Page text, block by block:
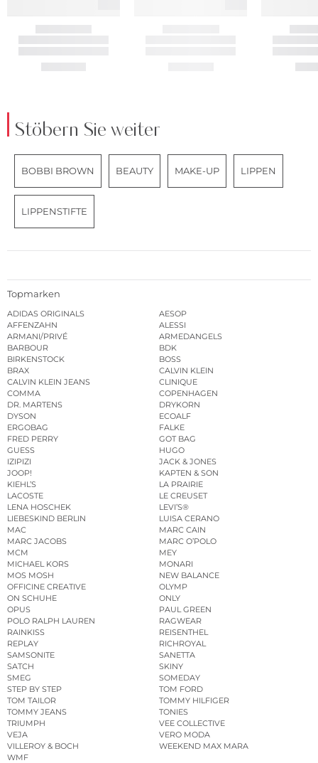
Stöbern Sie weiter
BOBBI BROWN BEAUTY MAKE-UP LIPPEN
LIPPENSTIFTE
Topmarken
ADIDAS ORIGINALS
AESOP
AFFENZAHN
ALESSI
ARMANI/PRIVÉ
ARMEDANGELS
BARBOUR
BDK
BIRKENSTOCK
BOSS
BRAX
CALVIN KLEIN
CALVIN KLEIN JEANS
CLINIQUE
COMMA
COPENHAGEN
DR. MARTENS
DRYKORN
DYSON
ECOALF
ERGOBAG
FALKE
FRED PERRY
GOT BAG
GUESS
HUGO
IZIPIZI
JACK & JONES
JOOP!
KAPTEN & SON
KIEHL’S
LA PRAIRIE
LACOSTE
LE CREUSET
LENA HOSCHEK
LEVI’S®
LIEBESKIND BERLIN
LUISA CERANO
MAC
MARC CAIN
MARC JACOBS
MARC O’POLO
MCM
MEY
MICHAEL KORS
MONARI
MOS MOSH
NEW BALANCE
OFFICINE CREATIVE
OLYMP
ON SCHUHE
ONLY
OPUS
PAUL GREEN
POLO RALPH LAUREN
RAGWEAR
RAINKISS
REISENTHEL
REPLAY
RICHROYAL
SAMSONITE
SANETTA
SATCH
SKINY
SMEG
SOMEDAY
STEP BY STEP
TOM FORD
TOM TAILOR
TOMMY HILFIGER
TOMMY JEANS
TONIES
TRIUMPH
VEE COLLECTIVE
VEJA
VERO MODA
VILLEROY & BOCH
WEEKEND MAX MARA
WMF